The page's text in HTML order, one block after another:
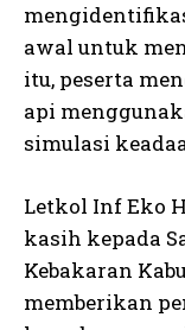
awal untuk
itu, peserta
api
simulasi
Letkol Inf Eko
kasih kepada
Kebakaran
memberikan